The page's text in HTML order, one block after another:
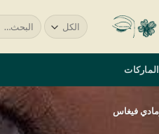
البحث
عن:
الماركات
فيغاس